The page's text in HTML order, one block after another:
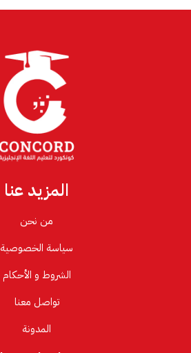
المزيد عنا
من نحن
سياسة الخصوصية
الشروط و الأحكام
تواصل معنا
المدونة